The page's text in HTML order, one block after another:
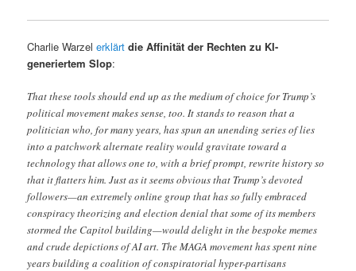
Charlie Warzelerklärt die Affinität der Rechten zu KI-
generiertem Slop:
That these tools should end up as the medium of choice for Trump’s
political movement makes sense, too. It stands to reason that a
politician who, for many years, has spun an unending series of lies
into a patchwork alternate reality would gravitate toward a
technology that allows one to, with a brief prompt, rewrite history so
that it flatters him. Just as it seems obvious that Trump’s devoted
followers—an extremely online group that has so fully embraced
conspiracy theorizing and election denial that some of its members
stormed the Capitol building—would delight in the bespoke memes
and crude depictions of AI art. The MAGA movement has spent nine
years building a coalition of conspiratorial hyper-partisans